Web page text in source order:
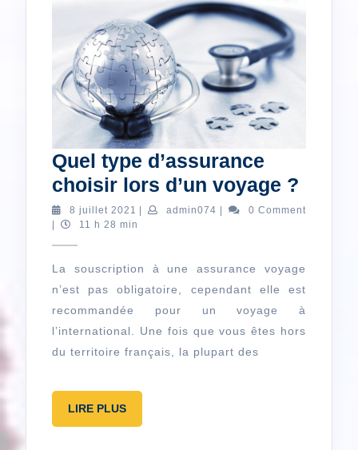
Quel type d’assurance
choisir lors d’un voyage ?
type
lors
d’un
8 juillet 2021 8
juillet
| admin074 admin074
|
0 Comment
|
11 h 28 min
La souscription à une assurance voyage
n’est pas obligatoire, cependant elle est
recommandée pour un voyage à
l’international. Une fois que vous êtes hors
du territoire français, la plupart des
LIRE PLUSLIRE
PLUS